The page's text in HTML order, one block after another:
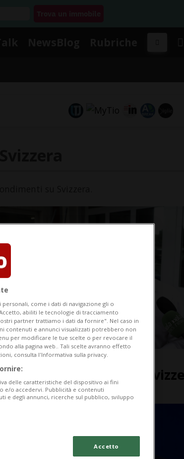
/ ITALIA
Crans-Montana «la
il peggio di sé»
come i dati di navigazione gli o
abiliti le tecnologie di tracciamento
partner trattiamo i dati da fornire". Nel caso in
contenuti e annunci visualizzati potrebbero non
per modificare le tue scelte o per revocare il
alla pagina web.. Tali scelte avranno effetto
consulta l'Informativa sulla privacy.
delle caratteristiche del dispositivo ai fini
e/o accedervi. Pubblicità e contenuti
e degli annunci, ricerche sul pubblico, sviluppo
Accetto